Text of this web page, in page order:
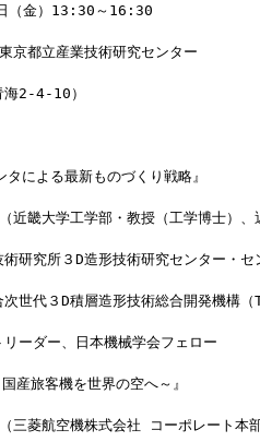
（金）13:30～16:30
京都立産業技術研究センター
2-4-10）
タによる最新ものづくり戦略』
工学部・教授（工学博士）、
D造形技術研究センター・セン
積層造形技術総合開発機構（
、日本機械学会フェロー
産旅客機を世界の空へ～』
機株式会社 コーポレート本部